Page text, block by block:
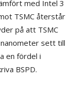
med Intel 3
TSMC återstår
på att TSMC
sett till
en fördel i
BSPD.